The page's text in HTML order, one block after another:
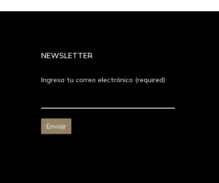
NEWSLETTER
Ingresa tu correo electrónico (required)